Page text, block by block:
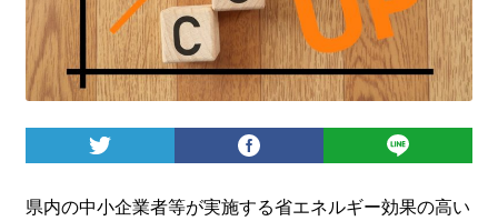
ログイン
県内の中小企業者等が実施する省エネルギー効果の高い